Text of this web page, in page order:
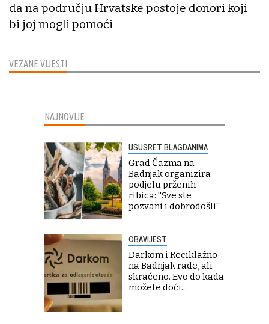
VEZANE VIJESTI
da na području Hrvatske postoje donori koji
bi joj mogli pomoći
NAJNOVIJE
USUSRET BLAGDANIMA
Grad Čazma na
Badnjak organizira
podjelu prženih
ribica: ''Sve ste
pozvani i dobrodošli''
OBAVIJEST
Darkom i Reciklažno
na Badnjak rade, ali
skraćeno. Evo do kada
možete doći...